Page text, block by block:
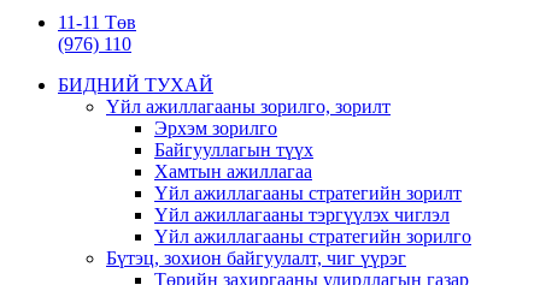
11-11 Төв
(976) 110
БИДНИЙ ТУХАЙ
Үйл ажиллагааны зорилго, зорилт
Эрхэм зорилго
Байгууллагын түүх
Хамтын ажиллагаа
Үйл ажиллагааны стратегийн зорилт
Үйл ажиллагааны тэргүүлэх чиглэл
Үйл ажиллагааны стратегийн зорилго
Бүтэц, зохион байгуулалт, чиг үүрэг
Төрийн захиргааны удирдлагын газар